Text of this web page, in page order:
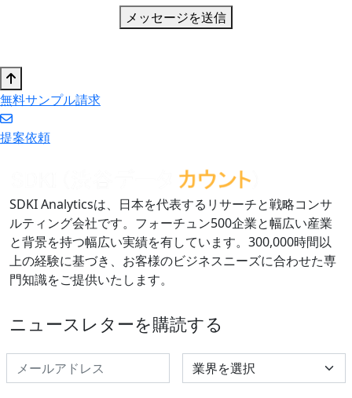
メッセージを送信
無料サンプル請求
提案依頼
SDKI Analyticsは、日本を代表するリサーチと戦略コンサ
ルティング会社です。フォーチュン500企業と幅広い産業
と背景を持つ幅広い実績を有しています。300,000時間以
上の経験に基づき、お客様のビジネスニーズに合わせた専
門知識をご提供いたします。
ニュースレターを購読する
Select Industry